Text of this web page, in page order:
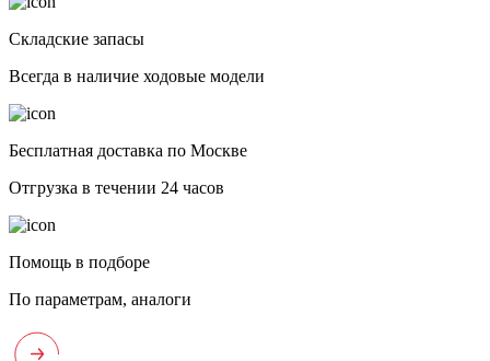
Складские запасы
Всегда в наличие ходовые модели
Бесплатная доставка по Москве
Отгрузка в течении 24 часов
Помощь в подборе
По параметрам, аналоги